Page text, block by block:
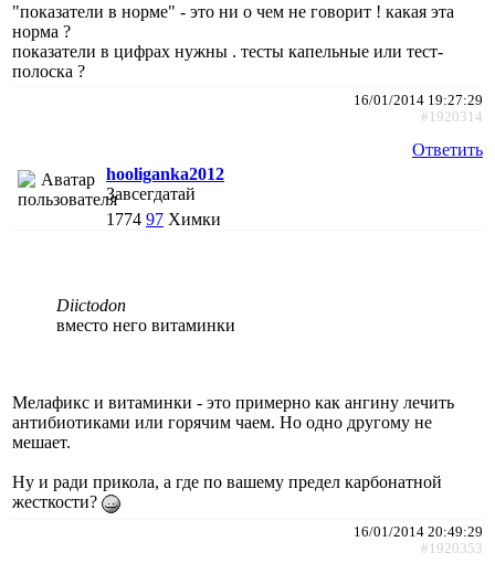
"показатели в норме" - это ни о чем не говорит ! какая эта
норма ?
показатели в цифрах нужны . тесты капельные или тест-
полоска ?
16/01/2014 19:27:29
#1920314
Ответить
hooliganka2012
Завсегдатай
1774 97 Химки
Diictodon
вместо него витаминки
Мелафикс и витаминки - это примерно как ангину лечить
антибиотиками или горячим чаем. Но одно другому не
мешает.
Ну и ради прикола, а где по вашему предел карбонатной
жесткости?
16/01/2014 20:49:29
#1920353